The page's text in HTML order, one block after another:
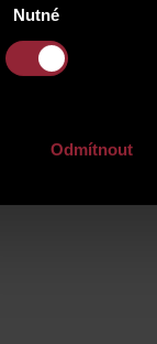
Nutné
Odmítnout